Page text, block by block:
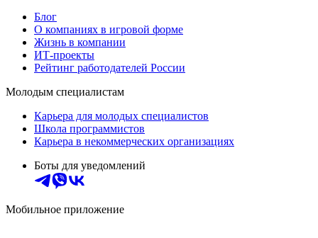
Блог
О компаниях в игровой форме
Жизнь в компании
ИТ-проекты
Рейтинг работодателей России
Молодым специалистам
Карьера для молодых специалистов
Школа программистов
Карьера в некоммерческих организациях
Боты для уведомлений
Мобильное приложение